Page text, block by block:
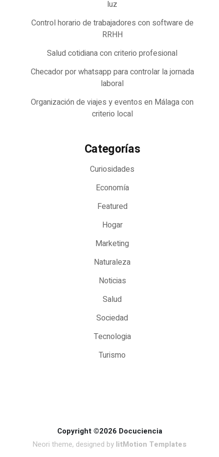
luz
Control horario de trabajadores con software de
RRHH
Salud cotidiana con criterio profesional
Checador por whatsapp para controlar la jornada
laboral
Organización de viajes y eventos en Málaga con
criterio local
Categorías
Curiosidades
Economía
Featured
Hogar
Marketing
Naturaleza
Noticias
Salud
Sociedad
Tecnologia
Turismo
Copyright ©2026 Docuciencia
Neori theme, designed by litMotion Templates